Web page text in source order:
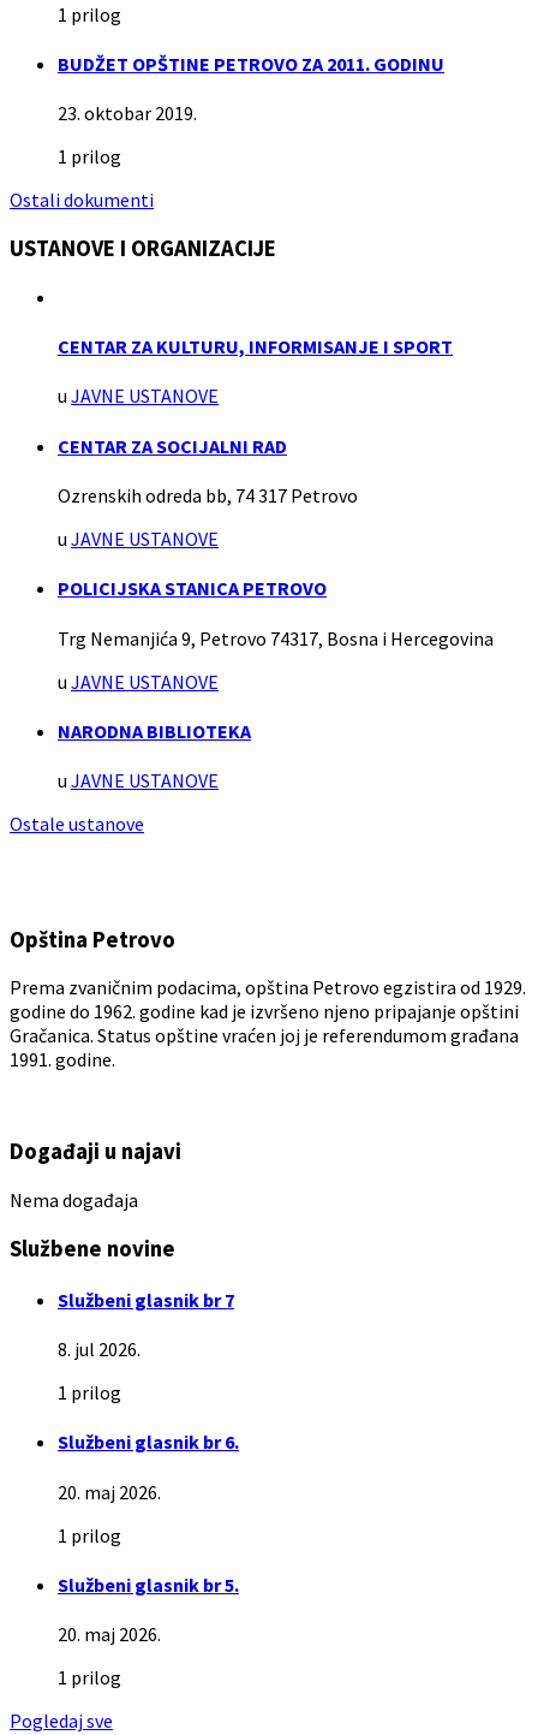
1 prilog
BUDŽET OPŠTINE PETROVO ZA 2011. GODINU
23. oktobar 2019.
1 prilog
Ostali dokumenti
USTANOVE I ORGANIZACIJE
CENTAR ZA KULTURU, INFORMISANJE I SPORT
u JAVNE USTANOVE
CENTAR ZA SOCIJALNI RAD
Ozrenskih odreda bb, 74 317 Petrovo
u JAVNE USTANOVE
POLICIJSKA STANICA PETROVO
Trg Nemanjića 9, Petrovo 74317, Bosna i Hercegovina
u JAVNE USTANOVE
NARODNA BIBLIOTEKA
u JAVNE USTANOVE
Ostale ustanove
Opština Petrovo
Prema zvaničnim podacima, opština Petrovo egzistira od 1929.
godine do 1962. godine kad je izvršeno njeno pripajanje opštini
Gračanica. Status opštine vraćen joj je referendumom građana
1991. godine.
Događaji u najavi
Nema događaja
Službene novine
Službeni glasnik br 7
8. jul 2026.
1 prilog
Službeni glasnik br 6.
20. maj 2026.
1 prilog
Službeni glasnik br 5.
20. maj 2026.
1 prilog
Pogledaj sve